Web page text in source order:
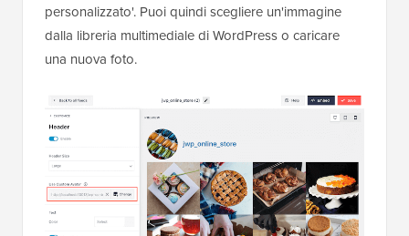
personalizzato'. Puoi quindi scegliere un'immagine
dalla libreria multimediale di WordPress o caricare
una nuova foto.